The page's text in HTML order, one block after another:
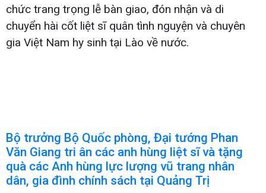
chức trang trọng lễ bàn giao, đón nhận và di
chuyển hài cốt liệt sĩ quân tình nguyện và chuyên
gia Việt Nam hy sinh tại Lào về nước.
Bộ trưởng Bộ Quốc phòng, Đại tướng Phan
Văn Giang tri ân các anh hùng liệt sĩ và tặng
quà các Anh hùng lực lượng vũ trang nhân
dân, gia đình chính sách tại Quảng Trị